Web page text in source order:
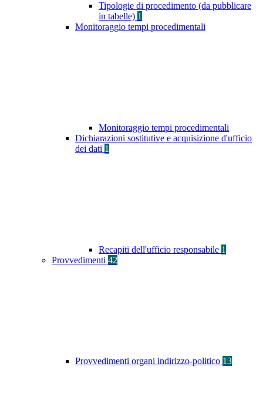
Tipologie di procedimento (da pubblicare
in tabelle) 1
Monitoraggio tempi procedimentali
Monitoraggio tempi procedimentali
Dichiarazioni sostitutive e acquisizione d'ufficio
dei dati 1
Recapiti dell'ufficio responsabile 1
Provvedimenti 42
Provvedimenti organi indirizzo-politico 13